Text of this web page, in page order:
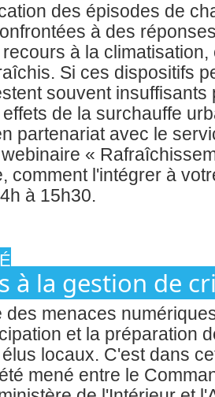
des épisodes de
à des
à la
Si ces dispositifs
souvent insuffisants
de la surchauffe
partenariat avec le
«
comment l'intégrer à
à 15h30.
à la gestion de
des menaces
et la préparation
locaux. C'est dans
mené entre le